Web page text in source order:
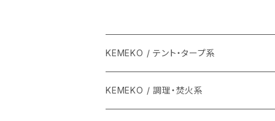
KEMEKO / テント・タープ系
KEMEKO / 調理・焚火系